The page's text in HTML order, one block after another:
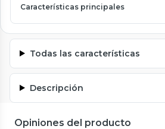
Características principales
Todas las características
Descripción
Opiniones del producto